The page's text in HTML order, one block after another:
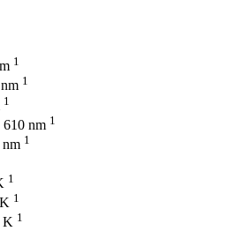
1
1
1
nm 1
1
1
1
K 1